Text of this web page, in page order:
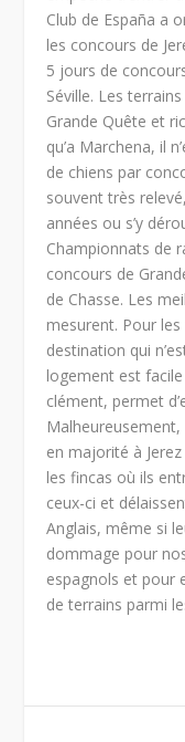
Club de España a
les concours de
5 jours de
Séville. Les
Grande Quête et
qu’a Marchena, il
de chiens par
souvent très
années ou s’y
Championnats de
concours de
de Chasse. Les
mesurent. Pour les
destination qui
logement est
clément, permet
en majorité à
les fincas où ils
ceux-ci et
Anglais, même si
dommage pour
espagnols et pour
de terrains parmi